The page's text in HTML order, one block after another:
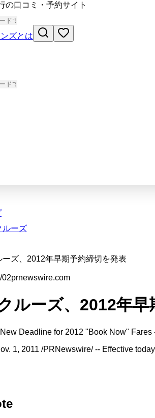
の口コミ・予約サイト
ズとは
ルーズ
ーズ、2012年早期予約締切を発表
02prnewswire.com
ルーズ、2012年早
Deadline for 2012 "Book Now"
1, 2011 /PRNewswire/ -- Effective